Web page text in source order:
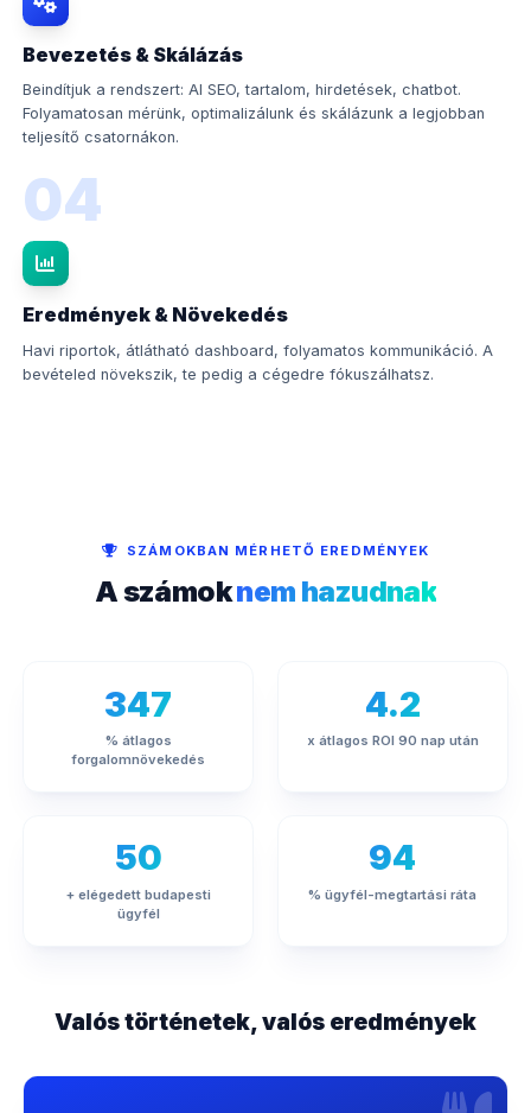
Bevezetés & Skálázás
Beindítjuk a rendszert: AI SEO, tartalom, hirdetések, chatbot.
Folyamatosan mérünk, optimalizálunk és skálázunk a legjobban
teljesítő csatornákon.
04
Eredmények & Növekedés
Havi riportok, átlátható dashboard, folyamatos kommunikáció. A
bevételed növekszik, te pedig a cégedre fókuszálhatsz.
SZÁMOKBAN MÉRHETŐ EREDMÉNYEK
A számoknem hazudnak
347
% átlagos
forgalomnövekedés
4.2
x átlagos ROI 90 nap után
50
+ elégedett budapesti
ügyfél
94
% ügyfél-megtartási ráta
Valós történetek, valós eredmények